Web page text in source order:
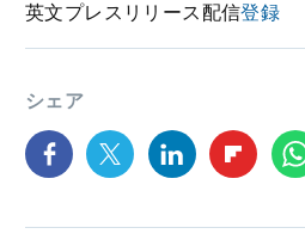
英文プレスリリース配信登録
シェア